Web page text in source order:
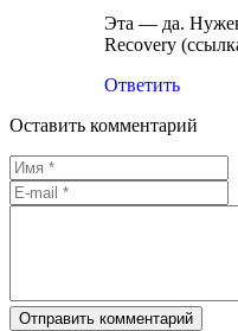
Эта — да.
Recovery
Ответить
Оставить комментарий